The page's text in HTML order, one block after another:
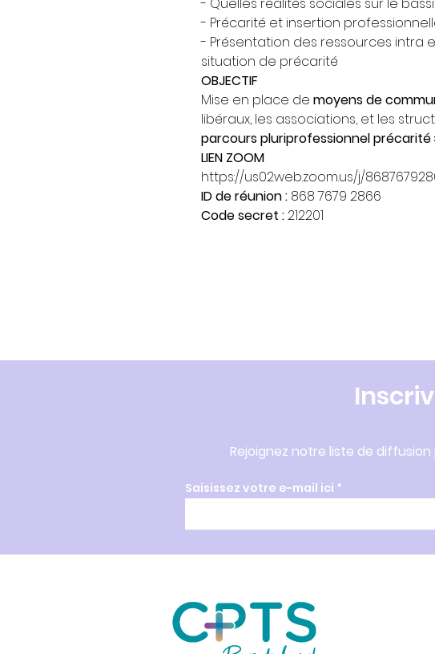
- Précarité et insertion
- Présentation des ressources intra
situation de précarité
OBJECTIF
Mise en place de moyens de
libéraux, les associations, et les
parcours pluriprofessionnel précarité
LIEN ZOOM
https://us02web.zoom.us/j/
ID de réunion : 868 7679 2866
Code secret : 212201
Rejoignez notre liste de
Saisissez votre e-mail ici